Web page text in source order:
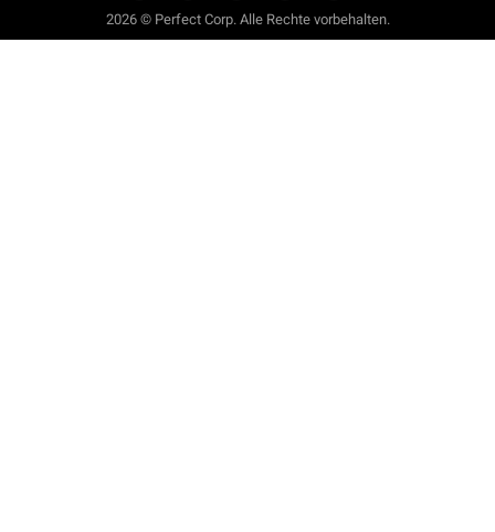
2026 © Perfect Corp. Alle Rechte vorbehalten.